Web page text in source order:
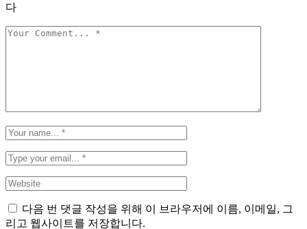
다
다음 번 댓글 작성을 위해 이 브라우저에 이름, 이메일, 그
리고 웹사이트를 저장합니다.